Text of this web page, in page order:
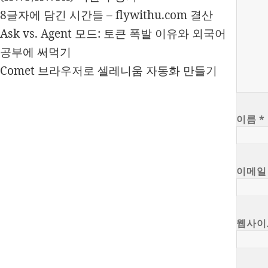
8글자에 담긴 시간들 – flywithu.com 결산
Ask vs. Agent 모드: 토큰 폭발 이유와 외국어
공부에 써먹기
Comet 브라우저로 셀레니움 자동화 만들기
이름*
이메일
웹사